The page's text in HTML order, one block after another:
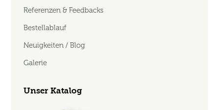
Referenzen & Feedbacks
Bestellablauf
Neuigkeiten / Blog
Galerie
Unser Katalog